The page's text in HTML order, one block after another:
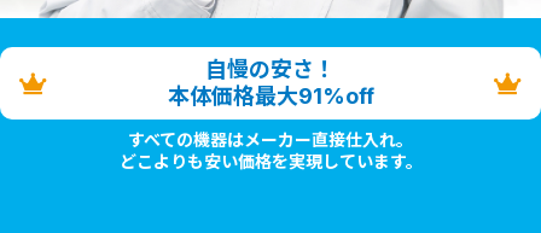
自慢の安さ！
本体価格最大91%off
すべての機器はメーカー直接仕入れ。
どこよりも安い価格を実現しています。